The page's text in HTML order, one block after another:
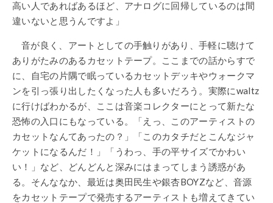
高い人であればあるほど、アナログに回帰しているのは間
違いないと思うんですよ」
音が良く、アートとしての手触りがあり、手軽に聴けて
ありがたみのあるカセットテープ。ここまでの話からすで
に、自宅の片隅で眠っているカセットデッキやウォークマ
ンを引っ張り出したくなった人も多いだろう。実際にwaltz
に行けばわかるが、ここは音楽コレクターにとって新たな
恐怖の入口にもなっている。「えっ、このアーティストの
カセットなんてあったの？」「このカタチだとこんなジャ
ケットになるんだ！」「うわっ、手の平サイズでかわい
い！」など、どんどんと深みにはまってしまう誘惑があ
る。そんななか、最近は奥田民生や銀杏BOYZなど、音源
をカセットテープで発売するアーティストも増えてきてい